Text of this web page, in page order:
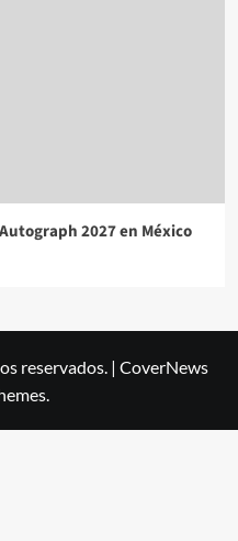
2027 en México
reservados. | CoverNews